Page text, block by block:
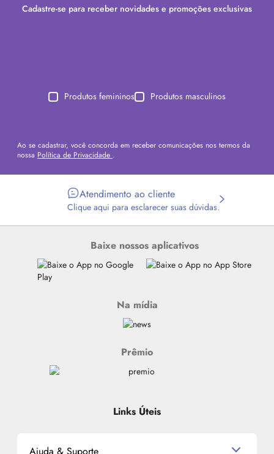
Cadastre-se para receber novidades e promoções exclusivas
Produtos femininos Produtos masculinos
Ao se cadastrar, você concorda em receber comunicações nos termos da
nossa Política de Privacidade .
Atendimento ao cliente
Clique aqui para esclarecer suas dúvidas.
Baixe nossos aplicativos
Na mídia
Prêmio
Links Úteis